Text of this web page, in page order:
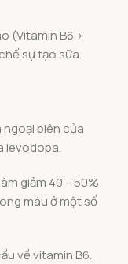
(Vitamin B6 >
sự tạo sữa.
biên của
levodopa.
giảm 40 – 50%
máu ở một số
về vitamin B6.